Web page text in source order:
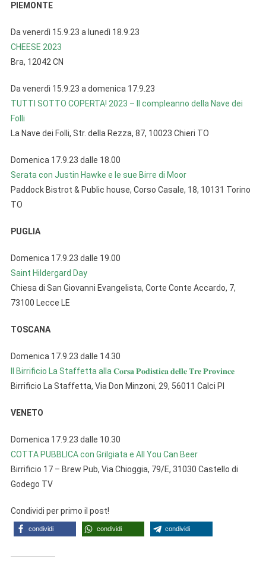
PIEMONTE
Da venerdì 15.9.23 a lunedì 18.9.23
CHEESE 2023
Bra, 12042 CN
Da venerdì 15.9.23 a domenica 17.9.23
TUTTI SOTTO COPERTA! 2023 – Il compleanno della Nave dei
Folli
La Nave dei Folli, Str. della Rezza, 87, 10023 Chieri TO
Domenica 17.9.23 dalle 18.00
Serata con Justin Hawke e le sue Birre di Moor
Paddock Bistrot & Public house, Corso Casale, 18, 10131 Torino
TO
PUGLIA
Domenica 17.9.23 dalle 19.00
Saint Hildergard Day
Chiesa di San Giovanni Evangelista, Corte Conte Accardo, 7,
73100 Lecce LE
TOSCANA
Domenica 17.9.23 dalle 14.30
Il Birrificio La Staffetta alla 𝐂𝐨𝐫𝐬𝐚 𝐏𝐨𝐝𝐢𝐬𝐭𝐢𝐜𝐚 𝐝𝐞𝐥𝐥𝐞 𝐓𝐫𝐞 𝐏𝐫𝐨𝐯𝐢𝐧𝐜𝐞
Birrificio La Staffetta, Via Don Minzoni, 29, 56011 Calci PI
VENETO
Domenica 17.9.23 dalle 10.30
COTTA PUBBLICA con Grilgiata e All You Can Beer
Birrificio 17 – Brew Pub, Via Chioggia, 79/E, 31030 Castello di
Godego TV
Condividi per primo il post!
condividi condividi condividi